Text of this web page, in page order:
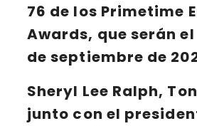
76 de los Primetime
Awards, que serán
de septiembre de
Sheryl Lee Ralph,
junto con el